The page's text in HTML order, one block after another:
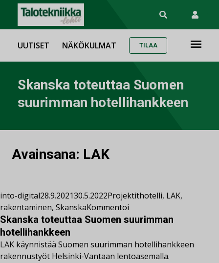
UUTISET NÄKÖKULMAT TILAA
Skanska toteuttaa Suomen
suurimman hotellihankkeen
Avainsana: LAK
into-digital28.9.202130.5.2022Projektithotelli, LAK,
rakentaminen, SkanskaKommentoi
Skanska toteuttaa Suomen suurimman
hotellihankkeen
LAK käynnistää Suomen suurimman hotellihankkeen
rakennustyöt Helsinki-Vantaan lentoasemalla.